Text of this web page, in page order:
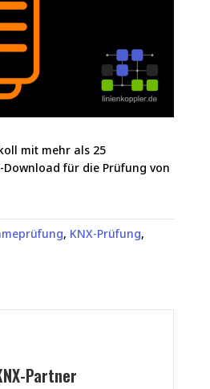
mit mehr als 25
Download für die Prüfung von
, KNX-Prüfung,
Partner